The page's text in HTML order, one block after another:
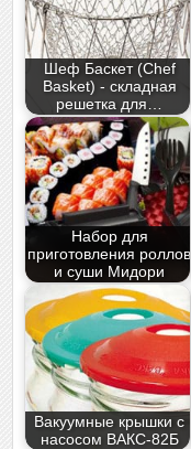
Шеф Баскет (Chef
Basket) - складная
решетка для…
Набор для
приготовления роллов
и суши Мидори
Вакуумные крышки с
насосом ВАКС-82Б